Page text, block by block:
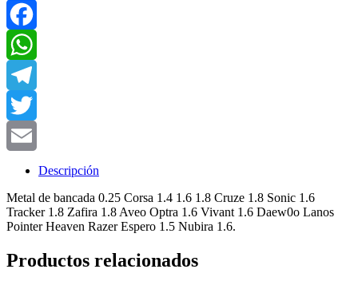
Facebook
WhatsApp
Telegram
Twitter
Descripción
Metal de bancada 0.25 Corsa 1.4 1.6 1.8 Cruze 1.8 Sonic 1.6
Tracker 1.8 Zafira 1.8 Aveo Optra 1.6 Vivant 1.6 Daew0o Lanos
Pointer Heaven Razer Espero 1.5 Nubira 1.6.
Productos relacionados